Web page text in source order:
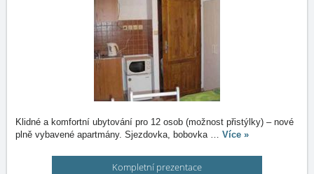
Klidné a komfortní ubytování pro 12 osob (možnost přistýlky) – nové
plně vybavené apartmány. Sjezdovka, bobovka … Více »
Kompletní prezentace